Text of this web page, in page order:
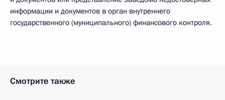
информации и документов в орган внутреннего
государственного (муниципального) финансового контроля.
Смотрите также